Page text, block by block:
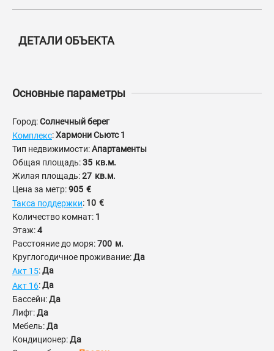
ДЕТАЛИ ОБЪЕКТА
Основные параметры
Город:Солнечный берег
Комплекс:Хармони Сьютс 1
Тип недвижимости:Апартаменты
Общая площадь:35 кв.м.
Жилая площадь:27 кв.м.
Цена за метр:905 €
Такса поддержки: 10 €
Количество комнат: 1
Этаж:4
Расстояние до моря:700 м.
Круглогодичное проживание:Да
Акт 15:Да
Акт 16:Да
Бассейн:Да
Лифт:Да
Мебель:Да
Кондиционер:Да